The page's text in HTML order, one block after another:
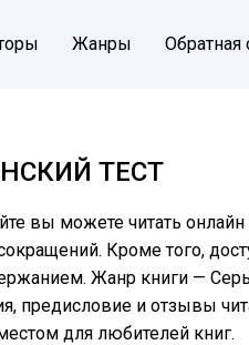
Жанры Обратная
ТЕСТ
вы можете читать онлайн
Кроме того,
Жанр книги —
предисловие и отзывы
для любителей книг.